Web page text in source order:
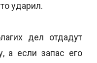
ударил.
дел отдадут
а если запас его